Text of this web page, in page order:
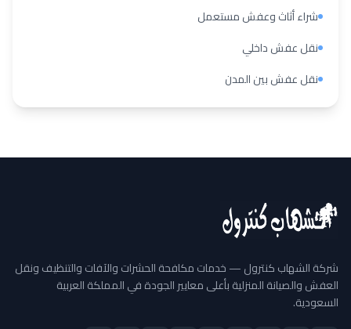
شراء أثاث وعفش مستعمل
نقل عفش داخلي
نقل عفش بين المدن
شركة الشهاب كنترول — خدمات مكافحة الحشرات والآفات والتنظيف ونقل
العفش والصيانة المنزلية بأعلى معايير الجودة في المملكة العربية
السعودية.